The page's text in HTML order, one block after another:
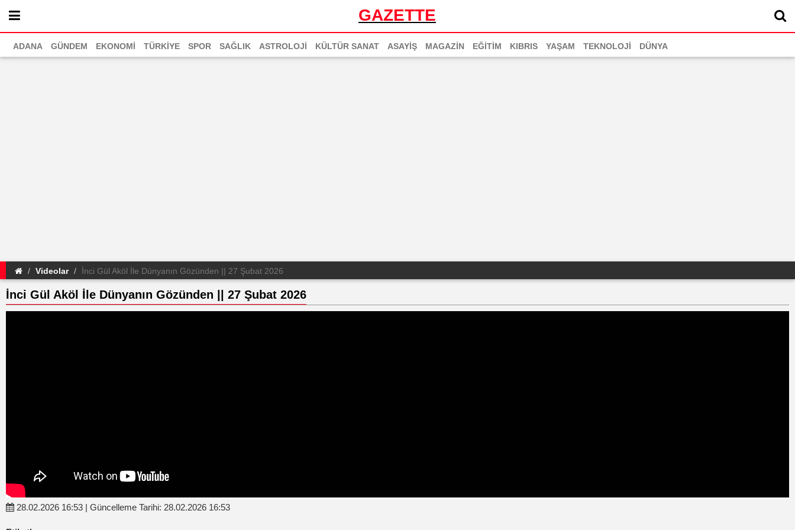
GAZETTE
ADANA GÜNDEM EKONOMİ TÜRKİYE SPOR SAĞLIK ASTROLOJİ KÜLTÜR SANAT ASAYİŞ MAGAZİN EĞİTİM KIBRIS YAŞAM TEKNOLOJİ DÜNYA
Videolar İnci Gül Aköl İle Dünyanın Gözünden || 27 Şubat 2026
İnci Gül Aköl İle Dünyanın Gözünden || 27 Şubat 2026
28.02.2026 16:53 | Güncelleme Tarihi: 28.02.2026 16:53